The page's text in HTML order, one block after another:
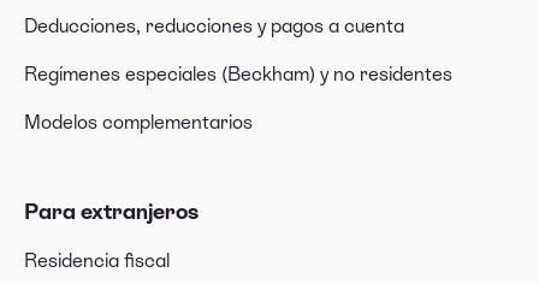
Deducciones, reducciones y pagos a cuenta
Regímenes especiales (Beckham) y no residentes
Modelos complementarios
Para extranjeros
Residencia fiscal